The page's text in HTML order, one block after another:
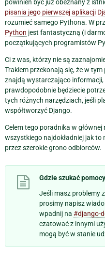
powinien być już obeznany z
pisania jego pierwszej aplikacji
rozumieć samego Pythona. W
Python jest fantastyczną (i
początkujących programistów
Ci z was, którzy nie są
Trakiem przekonają się, że w
znajdą wystarczająco
prawdopodobnie będziecie
tych różnych narzędziach, jeśli
współtworzyć Django.
Celem tego poradnika w głównej
wszystkiego najdokładniej jak to
przez szerokie grono odbiorców.
Gdzie szukać
Jeśli masz problemy
prosimy napisz
wpadnij na #django-
czatować z innymi
mogą być w stanie